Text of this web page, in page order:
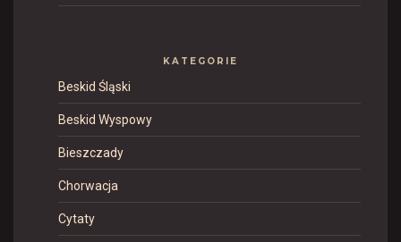
KATEGORIE
Beskid Śląski
Beskid Wyspowy
Bieszczady
Chorwacja
Cytaty